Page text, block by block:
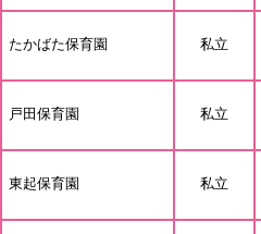
たかばた保育園 私立
戸田保育園 私立
東起保育園 私立